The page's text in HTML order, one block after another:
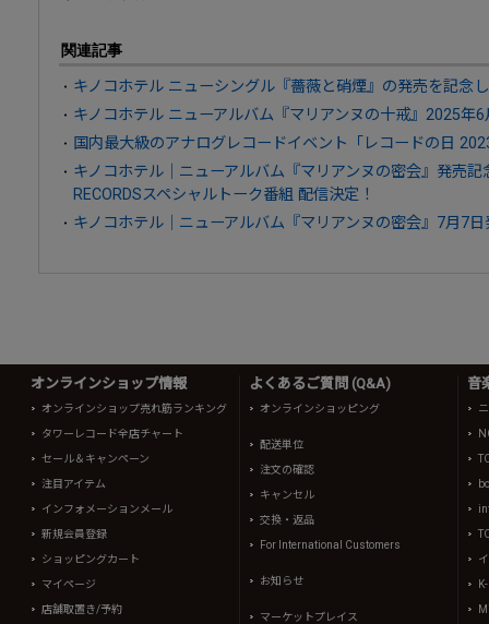
関連記事
キノコホテル ニューシングル『薔薇と硝煙』の発売を記念
キノコホテル ニューアルバム『マリアンヌの十戒』2025年
国内最大級のアナログレコードイベント「レコードの日
キノコホテル｜ニューアルバム『マリアンヌの密会』発売記
RECORDSスペシャルトーク番組 配信決定！
キノコホテル｜ニューアルバム『マリアンヌの密会』7月7日
オンラインショップ情報
オンラインショップ売れ筋ランキング
タワーレコード全店チャート
セール＆キャンペーン
注目アイテム
インフォメーションメール
新規会員登録
ショッピングカート
マイページ
店舗取置き/予約
よくあるご質問 (Q&A)
オンラインショッピング
配送単位
注文の確認
キャンセル
交換・返品
For International Customers
お知らせ
マーケットプレイス
音